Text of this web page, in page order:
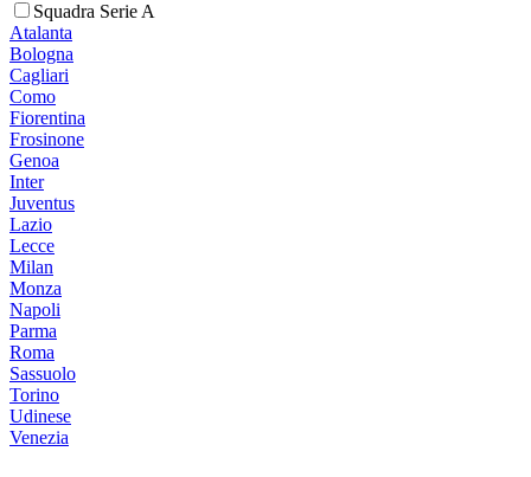
Squadra Serie A
Atalanta
Bologna
Cagliari
Como
Fiorentina
Frosinone
Genoa
Inter
Juventus
Lazio
Lecce
Milan
Monza
Napoli
Parma
Roma
Sassuolo
Torino
Udinese
Venezia